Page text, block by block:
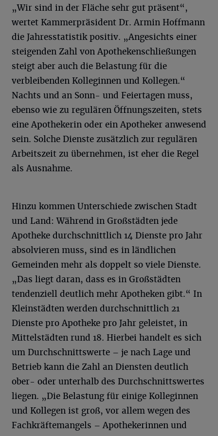
„Wir sind in der Fläche sehr gut präsent“,
wertet Kammerpräsident Dr. Armin Hoffmann
die Jahresstatistik positiv. „Angesichts einer
steigenden Zahl von Apothekenschließungen
steigt aber auch die Belastung für die
verbleibenden Kolleginnen und Kollegen.“
Nachts und an Sonn- und Feiertagen muss,
ebenso wie zu regulären Öffnungszeiten, stets
eine Apothekerin oder ein Apotheker anwesend
sein. Solche Dienste zusätzlich zur regulären
Arbeitszeit zu übernehmen, ist eher die Regel
als Ausnahme.
Hinzu kommen Unterschiede zwischen Stadt
und Land: Während in Großstädten jede
Apotheke durchschnittlich 14 Dienste pro Jahr
absolvieren muss, sind es in ländlichen
Gemeinden mehr als doppelt so viele Dienste.
„Das liegt daran, dass es in Großstädten
tendenziell deutlich mehr Apotheken gibt.“ In
Kleinstädten werden durchschnittlich 21
Dienste pro Apotheke pro Jahr geleistet, in
Mittelstädten rund 18. Hierbei handelt es sich
um Durchschnittswerte – je nach Lage und
Betrieb kann die Zahl an Diensten deutlich
ober- oder unterhalb des Durchschnittswertes
liegen. „Die Belastung für einige Kolleginnen
und Kollegen ist groß, vor allem wegen des
Fachkräftemangels – Apothekerinnen und